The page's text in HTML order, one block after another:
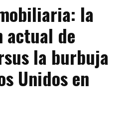
la
actual de
la burbuja
Unidos en